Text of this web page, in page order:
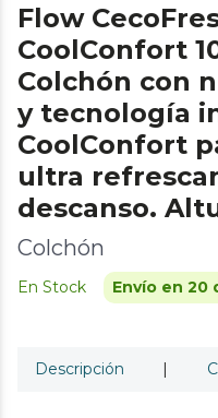
Flow
CoolConfort
Colchón con
y tecnología
CoolConfort
ultra
descanso.
Colchón
En Stock Envío en 20
Descripción |